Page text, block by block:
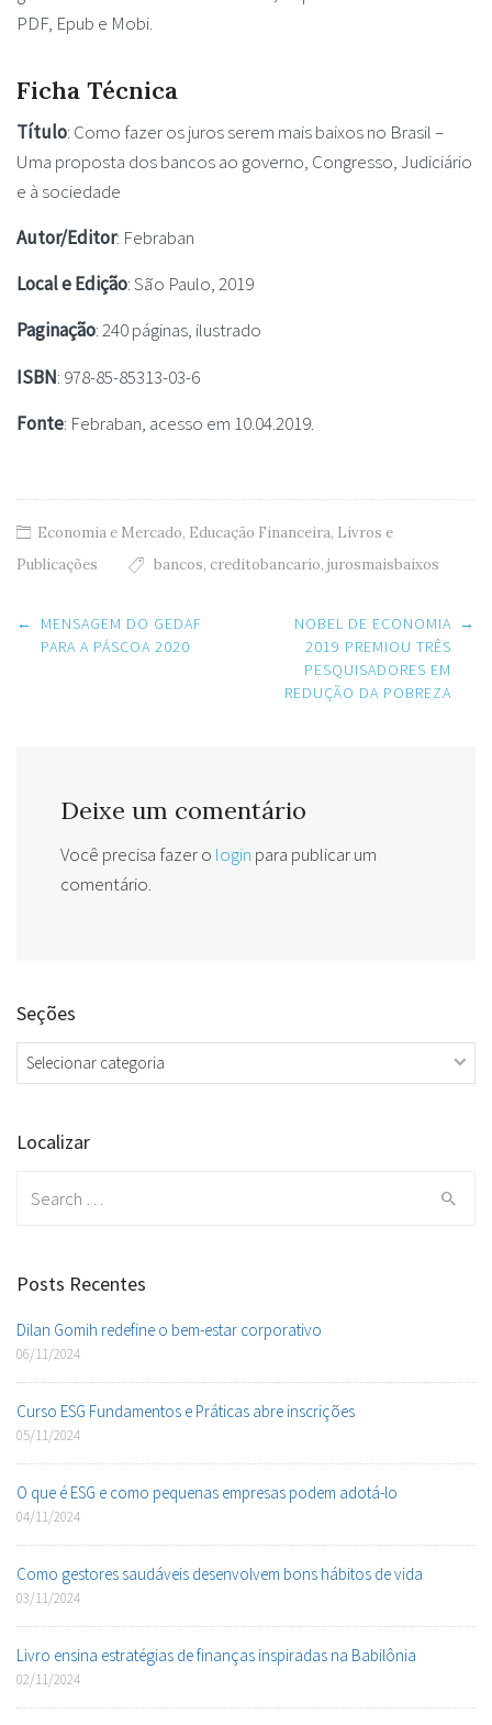
PDF, Epub e Mobi.
Ficha Técnica
Título: Como fazer os juros serem mais baixos no Brasil –
Uma proposta dos bancos ao governo, Congresso, Judiciário
e à sociedade
Autor/Editor: Febraban
Local e Edição: São Paulo, 2019
Paginação: 240 páginas, ilustrado
ISBN: 978-85-85313-03-6
Fonte: Febraban, acesso em 10.04.2019.
Economia e Mercado, Educação Financeira, Livros e
Publicações
bancos, creditobancario, jurosmaisbaixos
Post
navigation
←
MENSAGEM DO GEDAF
PARA A PÁSCOA 2020
NOBEL DE ECONOMIA
2019 PREMIOU TRÊS
PESQUISADORES EM
REDUÇÃO DA POBREZA
→
Deixe um comentário
Você precisa fazer o login para publicar um
comentário.
Seções
Seções
Localizar
Posts Recentes
Dilan Gomih redefine o bem-estar corporativo
06/11/2024
Curso ESG Fundamentos e Práticas abre inscrições
05/11/2024
O que é ESG e como pequenas empresas podem adotá-lo
04/11/2024
Como gestores saudáveis desenvolvem bons hábitos de vida
03/11/2024
Livro ensina estratégias de finanças inspiradas na Babilônia
02/11/2024